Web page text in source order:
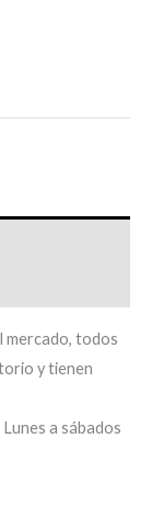
mercado, todos
y tienen
a sábados